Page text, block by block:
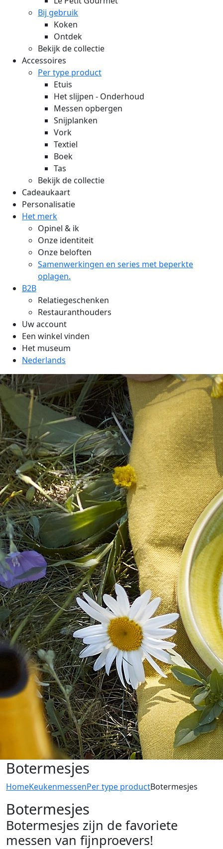
Bij gebruik
Koken
Ontdek
Bekijk de collectie
Accessoires
Per type product
Etuis
Het slijpen - Onderhoud
Messen opbergen
Snijplanken
Vork
Textiel
Boek
Tas
Bekijk de collectie
Cadeaukaart
Personalisatie
Het merk
Opinel & ik
Onze identiteit
Onze beloften
Samenwerkingen en series met beperkte
oplagen.
B2B
Relatiegeschenken
Restauranthouders
Uw account
Een winkel vinden
Het museum
Nederlands
Botermesjes
HomeKeukenmessenPer type productBotermesjes
Botermesjes
Botermesjes zijn de favoriete
messen van fijnproevers!